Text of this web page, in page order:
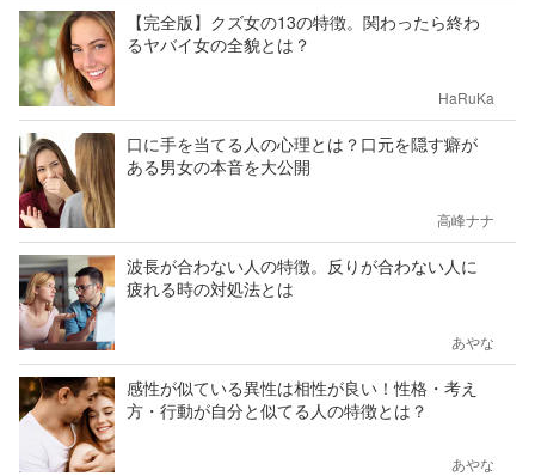
【完全版】クズ女の13の特徴。関わったら終わ
るヤバイ女の全貌とは？
HaRuKa
口に手を当てる人の心理とは？口元を隠す癖が
ある男女の本音を大公開
高峰ナナ
波長が合わない人の特徴。反りが合わない人に
疲れる時の対処法とは
あやな
感性が似ている異性は相性が良い！性格・考え
方・行動が自分と似てる人の特徴とは？
あやな